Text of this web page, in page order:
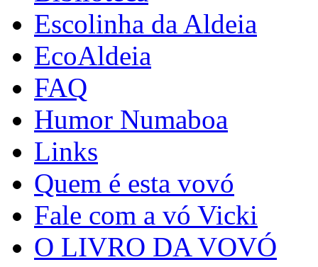
Escolinha da Aldeia
EcoAldeia
FAQ
Humor Numaboa
Links
Quem é esta vovó
Fale com a vó Vicki
O LIVRO DA VOVÓ